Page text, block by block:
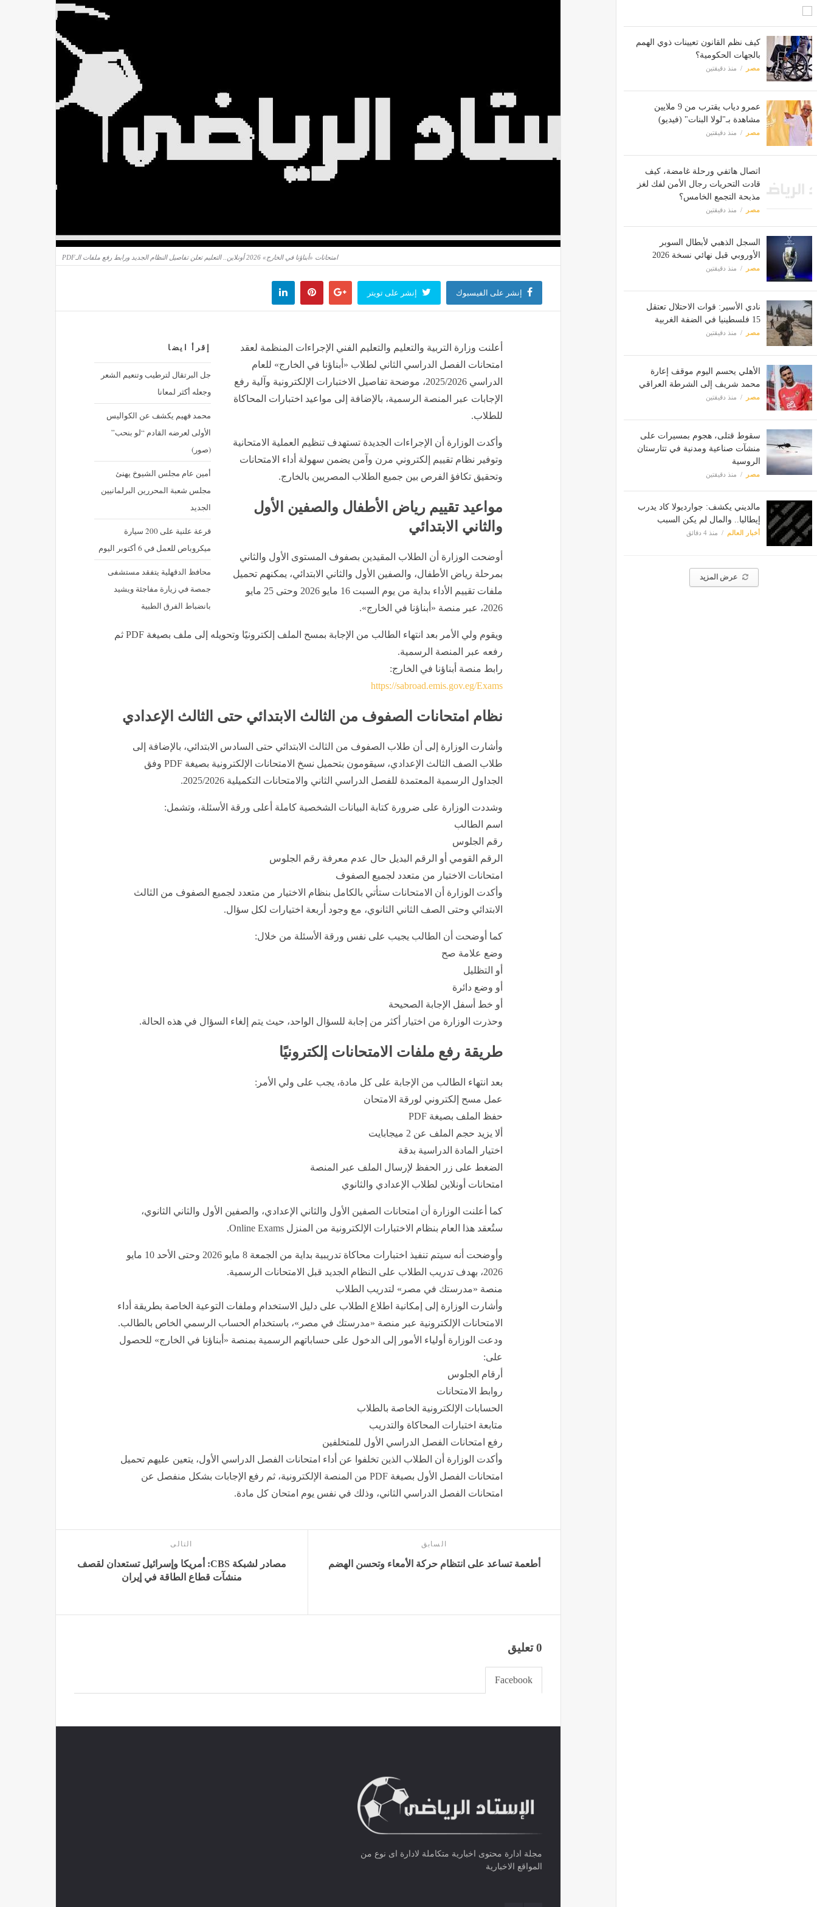
كيف نظم القانون تعيينات ذوي الهمم
بالجهات الحكومية؟
مصر منذ دقيقتين
عمرو دياب يقترب من 9 ملايين
مشاهدة بـ"لولا البنات" (فيديو)
مصر منذ دقيقتين
اتصال هاتفي ورحلة غامضة، كيف
قادت التحريات رجال الأمن لفك لغز
مذبحة التجمع الخامس؟
مصر منذ دقيقتين
السجل الذهبي لأبطال السوبر
الأوروبي قبل نهائي نسخة 2026
مصر منذ دقيقتين
نادي الأسير: قوات الاحتلال تعتقل
15 فلسطينيا في الضفة الغربية
مصر منذ دقيقتين
الأهلي يحسم اليوم موقف إعارة
محمد شريف إلى الشرطة العراقي
مصر منذ دقيقتين
سقوط قتلى، هجوم بمسيرات على
منشآت صناعية ومدنية في تتارستان
الروسية
مصر منذ دقيقتين
مالديني يكشف: جوارديولا كاد يدرب
إيطاليا.. والمال لم يكن السبب
أخبار العالم منذ 4 دقائق
عرض المزيد
امتحانات «أبناؤنا في الخارج» 2026 أونلاين.. التعليم تعلن تفاصيل النظام الجديد ورابط رفع ملفات الـPDF
إنشر على الفيسبوك إنشر على تويتر
إقرأ ايضا
جل البرتقال لترطيب وتنعيم الشعر
وجعله أكثر لمعانا
محمد فهيم يكشف عن الكواليس
الأولى لعرضه القادم “لو بنحب”
(صور)
أمين عام مجلس الشيوخ يهنئ
مجلس شعبة المحررين البرلمانيين
الجديد
قرعة علنية على 200 سيارة
ميكروباص للعمل في 6 أكتوبر اليوم
محافظ الدقهلية يتفقد مستشفى
جمصة في زيارة مفاجئة ويشيد
بانضباط الفرق الطبية
أعلنت وزارة التربية والتعليم والتعليم الفني الإجراءات المنظمة لعقد
امتحانات الفصل الدراسي الثاني لطلاب «أبناؤنا في الخارج» للعام
الدراسي 2025/2026، موضحة تفاصيل الاختبارات الإلكترونية وآلية رفع
الإجابات عبر المنصة الرسمية، بالإضافة إلى مواعيد اختبارات المحاكاة
للطلاب.
وأكدت الوزارة أن الإجراءات الجديدة تستهدف تنظيم العملية الامتحانية
وتوفير نظام تقييم إلكتروني مرن وآمن يضمن سهولة أداء الامتحانات
وتحقيق تكافؤ الفرص بين جميع الطلاب المصريين بالخارج.
مواعيد تقييم رياض الأطفال والصفين الأول
والثاني الابتدائي
أوضحت الوزارة أن الطلاب المقيدين بصفوف المستوى الأول والثاني
بمرحلة رياض الأطفال، والصفين الأول والثاني الابتدائي، يمكنهم تحميل
ملفات تقييم الأداء بداية من يوم السبت 16 مايو 2026 وحتى 25 مايو
2026، عبر منصة «أبناؤنا في الخارج».
ويقوم ولي الأمر بعد انتهاء الطالب من الإجابة بمسح الملف إلكترونيًا وتحويله إلى ملف بصيغة PDF ثم
رفعه عبر المنصة الرسمية.
رابط منصة أبناؤنا في الخارج:
https://sabroad.emis.gov.eg/Exams
نظام امتحانات الصفوف من الثالث الابتدائي حتى الثالث الإعدادي
وأشارت الوزارة إلى أن طلاب الصفوف من الثالث الابتدائي حتى السادس الابتدائي، بالإضافة إلى
طلاب الصف الثالث الإعدادي، سيقومون بتحميل نسخ الامتحانات الإلكترونية بصيغة PDF وفق
الجداول الرسمية المعتمدة للفصل الدراسي الثاني والامتحانات التكميلية 2025/2026.
وشددت الوزارة على ضرورة كتابة البيانات الشخصية كاملة أعلى ورقة الأسئلة، وتشمل:
اسم الطالب
رقم الجلوس
الرقم القومي أو الرقم البديل حال عدم معرفة رقم الجلوس
امتحانات الاختيار من متعدد لجميع الصفوف
وأكدت الوزارة أن الامتحانات ستأتي بالكامل بنظام الاختيار من متعدد لجميع الصفوف من الثالث
الابتدائي وحتى الصف الثاني الثانوي، مع وجود أربعة اختيارات لكل سؤال.
كما أوضحت أن الطالب يجيب على نفس ورقة الأسئلة من خلال:
وضع علامة صح
أو التظليل
أو وضع دائرة
أو خط أسفل الإجابة الصحيحة
وحذرت الوزارة من اختيار أكثر من إجابة للسؤال الواحد، حيث يتم إلغاء السؤال في هذه الحالة.
طريقة رفع ملفات الامتحانات إلكترونيًا
بعد انتهاء الطالب من الإجابة على كل مادة، يجب على ولي الأمر:
عمل مسح إلكتروني لورقة الامتحان
حفظ الملف بصيغة PDF
ألا يزيد حجم الملف عن 2 ميجابايت
اختيار المادة الدراسية بدقة
الضغط على زر الحفظ لإرسال الملف عبر المنصة
امتحانات أونلاين لطلاب الإعدادي والثانوي
كما أعلنت الوزارة أن امتحانات الصفين الأول والثاني الإعدادي، والصفين الأول والثاني الثانوي،
ستُعقد هذا العام بنظام الاختبارات الإلكترونية من المنزل Online Exams.
وأوضحت أنه سيتم تنفيذ اختبارات محاكاة تدريبية بداية من الجمعة 8 مايو 2026 وحتى الأحد 10 مايو
2026، بهدف تدريب الطلاب على النظام الجديد قبل الامتحانات الرسمية.
منصة «مدرستك في مصر» لتدريب الطلاب
وأشارت الوزارة إلى إمكانية اطلاع الطلاب على دليل الاستخدام وملفات التوعية الخاصة بطريقة أداء
الامتحانات الإلكترونية عبر منصة «مدرستك في مصر»، باستخدام الحساب الرسمي الخاص بالطالب.
ودعت الوزارة أولياء الأمور إلى الدخول على حساباتهم الرسمية بمنصة «أبناؤنا في الخارج» للحصول
على:
أرقام الجلوس
روابط الامتحانات
الحسابات الإلكترونية الخاصة بالطلاب
متابعة اختبارات المحاكاة والتدريب
رفع امتحانات الفصل الدراسي الأول للمتخلفين
وأكدت الوزارة أن الطلاب الذين تخلفوا عن أداء امتحانات الفصل الدراسي الأول، يتعين عليهم تحميل
امتحانات الفصل الأول بصيغة PDF من المنصة الإلكترونية، ثم رفع الإجابات بشكل منفصل عن
امتحانات الفصل الدراسي الثاني، وذلك في نفس يوم امتحان كل مادة.
السابق
أطعمة تساعد على انتظام حركة الأمعاء وتحسن الهضم
التالى
مصادر لشبكة CBS: أمريكا وإسرائيل تستعدان لقصف
منشآت قطاع الطاقة في إيران
0 تعليق
Facebook
مجلة ادارة محتوى اخبارية متكاملة لادارة اى نوع من
المواقع الاخبارية